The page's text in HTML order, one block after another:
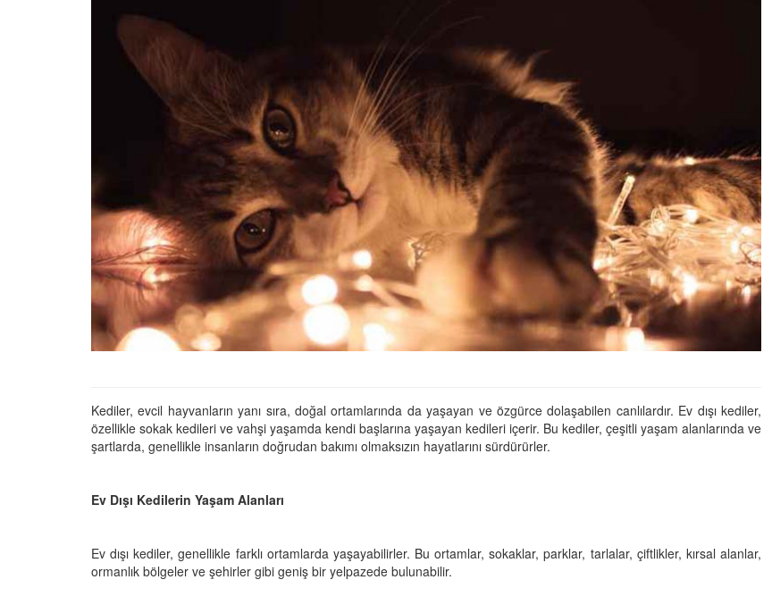
Kediler, evcil hayvanların yanı sıra, doğal ortamlarında da yaşayan ve özgürce dolaşabilen canlılardır. Ev dışı kediler,
özellikle sokak kedileri ve vahşi yaşamda kendi başlarına yaşayan kedileri içerir. Bu kediler, çeşitli yaşam alanlarında ve
şartlarda, genellikle insanların doğrudan bakımı olmaksızın hayatlarını sürdürürler.
Ev Dışı Kedilerin Yaşam Alanları
Ev dışı kediler, genellikle farklı ortamlarda yaşayabilirler. Bu ortamlar, sokaklar, parklar, tarlalar, çiftlikler, kırsal alanlar,
ormanlık bölgeler ve şehirler gibi geniş bir yelpazede bulunabilir.
Gereken 26 Hayvansever Söz
22.05.2020
Anne Kedi Yavrusunu Neden
Reddeder ve Terk Eder?
22.05.2020
Evde Beslenebilecek En Tatlı 21
Küçük Kedi Cinsi
22.05.2020
Yavru Kedilerde Pire Nasıl
Temizlenir?
22.05.2020
Anne Kedi Yavrusunu Neden
Reddeder ve Terk Eder?
22.05.2020
Evde Beslenebilecek En Tatlı 21
Küçük Kedi Cinsi
22.05.2020
Yavru Kedilerde Pire Nasıl
Temizlenir?
22.05.2020
Gerçek Şok
Olunca Gerçekten
Oynayabileceğiniz 10 Yaratıcı
Aktivite"
Kedi Beslenmesi: "Çiğ Mama mı,
Kediler Neden Dört Ayak